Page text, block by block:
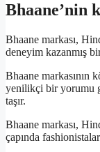
Bhaane’nin
Bhaane markası,
deneyim kazanmış
Bhaane markasının
yenilikçi bir yorumu
taşır.
Bhaane markası,
çapında